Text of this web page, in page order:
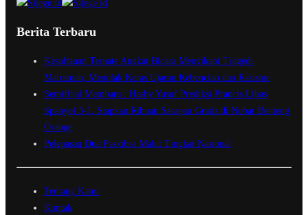
Berita Terbaru
Kesultanan Ternate Angkat Bicara Menyikapi Tragedi
Matraman, Menolak Keras Ujaran Kebencian dan Rasisme
Semifinal Membara : Hasby Yusuf Prediksi Prancis Libas
Spanyol 3-1, Siapkan Ribuan Sarapan Gratis di Nobar Benteng
Orange
Pelepasan Dua Paskibra Malut Tingkat Nasional
Tentang Kami
Kontak